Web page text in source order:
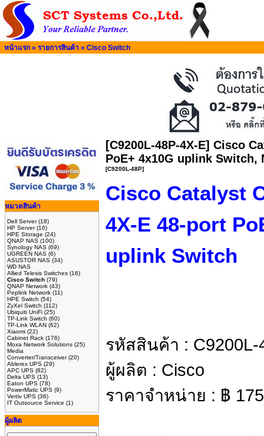
หน้าแรก » รายการสินค้า » Cisco Switch
หมวดสินค้า
Dell Server(18)
HP Server(16)
HPE Storage (24)
QNAP NAS (100)
Synology NAS (69)
UGREEN NAS (6)
ASUSTOR NAS (34)
WD NAS
Allied Telesis Switches (16)
Cisco Switch (79)
QNAP Network (43)
Peplink Network (11)
HPE Switch (54)
ZyXel Switch (112)
Ubiquiti UniFi (25)
TP-Link Switch (60)
TP-Link WLAN (62)
Xiaomi (22)
Cabinet Rack (176)
Moxa Network Solutions (25)
Media
Converter/Transceiver(20)
Ablerex UPS (29)
APC UPS (82)
Delta UPS (13)
Eaton UPS (78)
PowerMatic UPS (9)
Vertiv UPS (36)
IT Outsource Service (1)
ผู้ผลิต
[C9200L-48P-4X-E] Cisco
PoE+ 4x10G uplink Switch,
[C9200L-48P]
Cisco Catalyst
4X-E 48-port
uplink Switch
รหัสสินค้า : C9200L-
ผู้ผลิต : Cisco
ราคาจำหน่าย : ฿